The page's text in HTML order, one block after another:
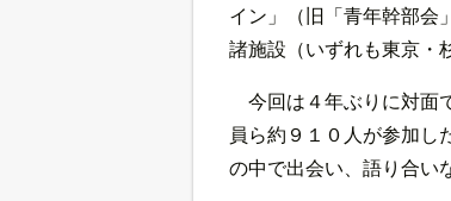
イン」（旧「青年幹部会
諸施設（いずれも東京・
今回は４年ぶりに対面
員ら約９１０人が参加し
の中で出会い、語り合い